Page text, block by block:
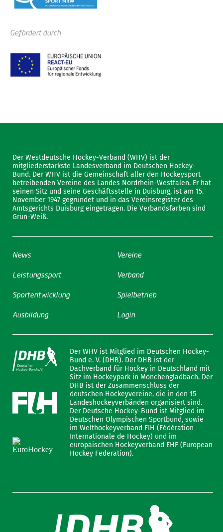
Gefördert durch
Der Westdeutsche Hockey-Verband (WHV) ist der
mitgliederstärkste Landesverband im Deutschen Hockey-
Bund. Der WHV ist die Gemeinschaft aller den Hockeysport
betreibenden Vereine des Landes Nordrhein-Westfalen. Er hat
seinen Sitz und seine Geschäftsstelle in Duisburg, ist am 15.
November 1947 gegründet und in das Vereinsregister des
Amtsgerichts Duisburg eingetragen. Die Verbandsfarben sind
Grün-Weiß.
News
Leistungssport
Sportentwicklung
Ausbildung
Vereine
Verband
Spielbetrieb
Login
Der WHV ist Mitglied im Deutschen Hockey-
Bund e. V. (DHB). Der DHB ist der
Dachverband für Hockey in Deutschland mit
Sitz im Hockeypark in Mönchengladbach. Der
DHB ist der Zusammenschluss der
deutschen Hockeyvereine, die in den 15
Landeshockeyverbänden organisiert sind.
Der Deutsche Hockey-Bund ist Mitglied im
Deutschen Olympischen Sportbund, sowie
im Welthockeyverband FIH (Fédération
Internationale de Hockey) und im
europäischen Hockeyverband EHF (European
Hockey Federation).